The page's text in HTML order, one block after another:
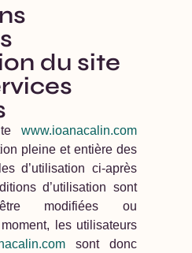
du site
www.ioanacalin.com
pleine et entière des
d’utilisation ci-après
d’utilisation sont
modifiées ou
les utilisateurs
sont donc